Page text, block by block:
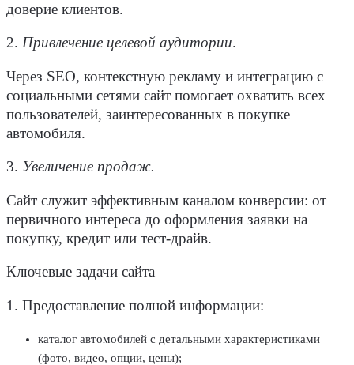
доверие клиентов.
2. Привлечение целевой аудитории.
Через SEO, контекстную рекламу и интеграцию с
социальными сетями сайт помогает охватить всех
пользователей, заинтересованных в покупке
автомобиля.
3. Увеличение продаж.
Сайт служит эффективным каналом конверсии: от
первичного интереса до оформления заявки на
покупку, кредит или тест-драйв.
Ключевые задачи сайта
1. Предоставление полной информации:
каталог автомобилей с детальными характеристиками
(фото, видео, опции, цены);